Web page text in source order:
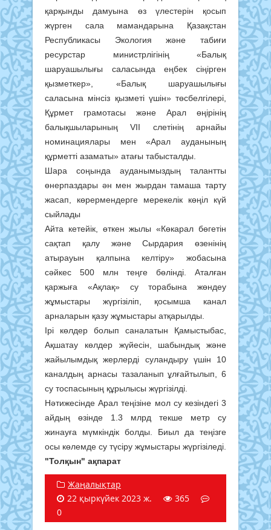
қарқынды дамуына өз үлестерін қосып
жүрген сала мамандарына Қазақстан
Республикасы Экология және табиғи
ресурстар министрлігінің «Балық
шаруашылығы саласында еңбек сіңірген
қызметкер», «Балық шаруашылығы
саласына мінсіз қызметі үшін» төсбелгілері,
Құрмет грамотасы және Арал өңірінің
балықшыларының VII слетінің арнайы
номинациялары мен «Арал ауданының
құрметті азаматы» атағы табысталды.
Шара соңында ауданымыздың талантты
өнерпаздары ән мен жырдан тамаша тарту
жасап, көрермендерге мерекелік көңіл күй
сыйлады
Айта кетейік, өткен жылы «Көкарал бөгетін
сақтап қалу және Сырдария өзенінің
атырауын қалпына келтіру» жобасына
сәйкес 500 млн теңге бөлінді. Аталған
қаржыға «Ақлақ» су торабына жөндеу
жұмыстары жүргізіліп, қосымша канал
арналарын қазу жұмыстары атқарылды.
Ірі көлдер болып саналатын Қамыстыбас,
Ақшатау көлдер жүйесін, шабындық және
жайылымдық жерлерді суландыру үшін 10
каналдың арнасы тазаланып ұлғайтылып, 6
су тоспасының құрылысы жүргізілді.
Нәтижесінде Арал теңізіне мол су кезіндегі 3
айдың өзінде 1.3 млрд текше метр су
жинауға мүмкіндік болды. Биыл да теңізге
осы көлемде су түсіру жұмыстары жүргізіледі.
"Толқын" ақпарат
Жаңалықтар
22 қыркүйек 2023 ж.
365
0